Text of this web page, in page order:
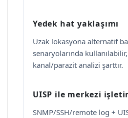
Yedek hat yaklaşımı
Uzak lokasyona alternatif
senaryolarında
kanal/parazit analizi şarttır.
UISP ile merkezi
SNMP/SSH/remote log +